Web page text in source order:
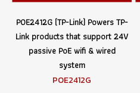
POE2412G (TP-Link) Powers TP-
Link products that support 24V
passive PoE wifi & wired
system
POE2412G